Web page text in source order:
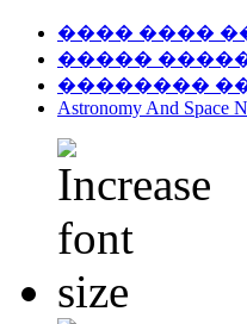
���� ����
�����
��������
Astronomy And Space